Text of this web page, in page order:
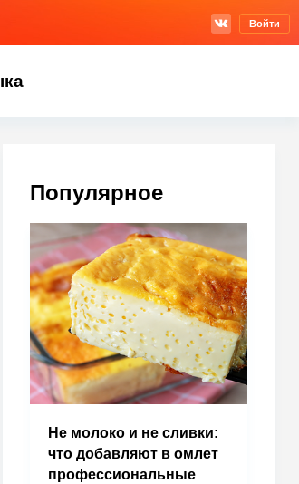
Войти
Популярное
Не молоко и не сливки:
что добавляют в омлет
профессиональные